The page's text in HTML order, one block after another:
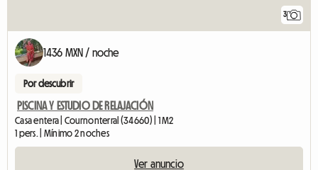
3
1436 MXN / noche
Por descubrir
PISCINA Y ESTUDIO DE RELAJACIÓN
Casa entera | Cournonterral (34660) | 1 M2
1 pers. | Mínimo 2 noches
Ver anuncio